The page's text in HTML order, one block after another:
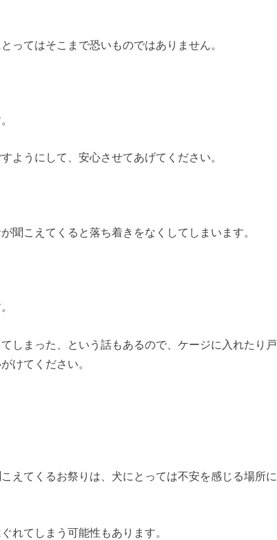
ってはそこまで恐いものではありません。
ようにして、安心させてあげてください。
聞こえてくると落ち着きをなくしてしまいます。
しまった、という話もあるので、ケージに入れたり戸
けてください。
えてくるお祭りは、犬にとっては不安を感じる場所に
れてしまう可能性もあります。